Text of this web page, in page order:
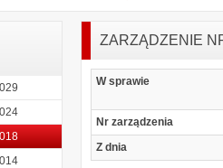
ZARZĄDZENIE
W sprawie
Nr zarządzenia
Z dnia